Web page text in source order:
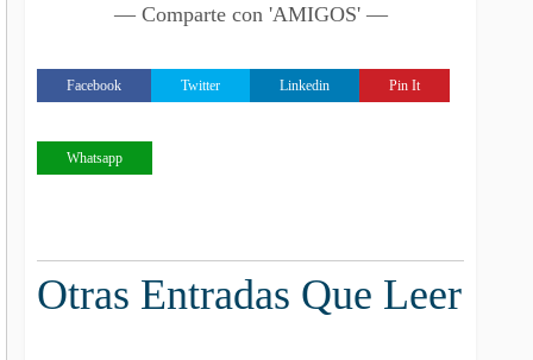
— Comparte con 'AMIGOS' —
Facebook Twitter Linkedin Pin It
Whatsapp
Otras Entradas Que Leer